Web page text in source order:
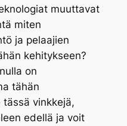
muuttavat
miten
ja pelaajien
kehitykseen?
on
tähän
tässä vinkkejä,
edellä ja voit